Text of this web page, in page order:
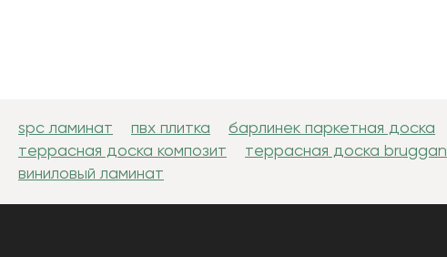
spc ламинат пвх плитка барлинек паркетная доска
террасная доска композит
террасная доска bruggan
виниловый ламинат